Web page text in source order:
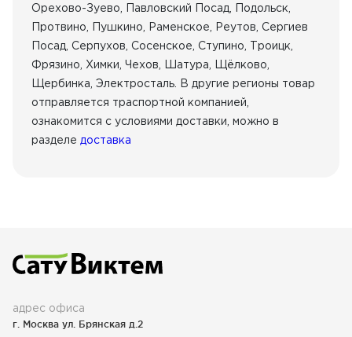
Орехово-Зуево, Павловский Посад, Подольск,
Протвино, Пушкино, Раменское, Реутов, Сергиев
Посад, Серпухов, Сосенское, Ступино, Троицк,
Фрязино, Химки, Чехов, Шатура, Щёлково,
Щербинка, Электросталь. В другие регионы товар
отправляется траспортной компанией,
ознакомится с условиями доставки, можно в
разделе доставка
адрес офиса
г. Москва ул. Брянская д.2